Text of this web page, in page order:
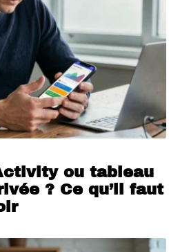
ou tableau
? Ce qu’il faut